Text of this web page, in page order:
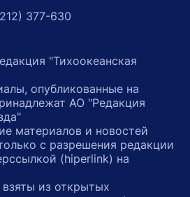
377-630
"Тихоокеанская
опубликованные на
АО "Редакция
материалов и новостей
с разрешения редакции
(hiperlink) на
из открытых